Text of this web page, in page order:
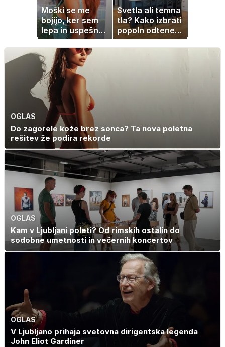
Moški se me
bojijo, ker sem
lepa in uspešna:
Misica razkrila,
zakaj je še
vedno samska
Svetla ali temna
tla? Kako izbrati
popoln odtenek
za vaš dom
OGLAS
Do zagorele kože brez sonca? Ta nova poletna
rešitev že podira rekorde
OGLAS
Kam v Ljubljani poleti? Od rimskih ostalin do
sodobne umetnosti in večernih koncertov
OGLAS
V Ljubljano prihaja svetovna dirigentska legenda
John Eliot Gardiner